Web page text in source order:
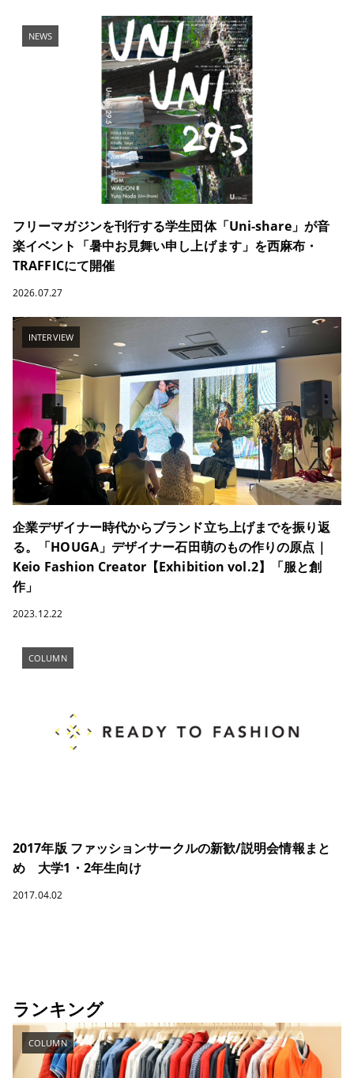
NEWS
フリーマガジンを刊行する学生団体「Uni-share」が音
楽イベント「暑中お見舞い申し上げます」を西麻布・
TRAFFICにて開催
2026.07.27
INTERVIEW
企業デザイナー時代からブランド立ち上げまでを振り返
る。「HOUGA」デザイナー石田萌のもの作りの原点｜
Keio Fashion Creator【Exhibition vol.2】「服と創
作」
2023.12.22
COLUMN
2017年版 ファッションサークルの新歓/説明会情報まと
め 大学1・2年生向け
2017.04.02
ランキング
COLUMN